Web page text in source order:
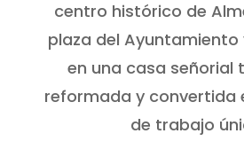
centro histórico de
plaza del Ayuntamiento
en una casa señorial
reformada y convertida
de trabajo